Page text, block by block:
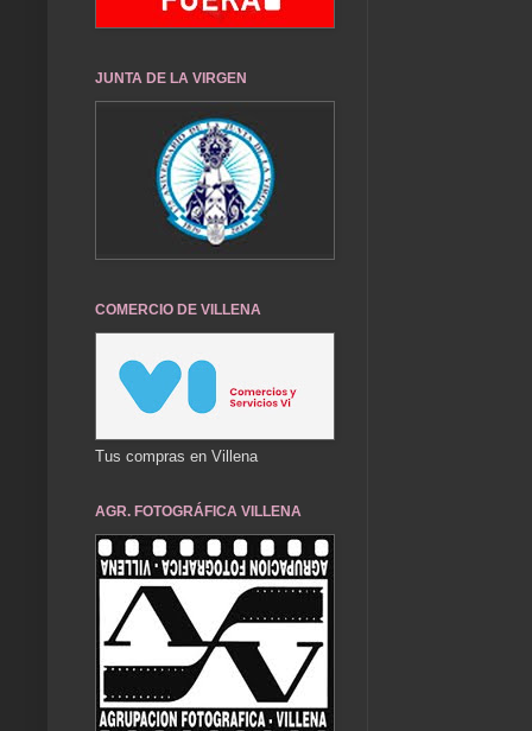
JUNTA DE LA VIRGEN
COMERCIO DE VILLENA
Tus compras en Villena
AGR. FOTOGRÁFICA VILLENA